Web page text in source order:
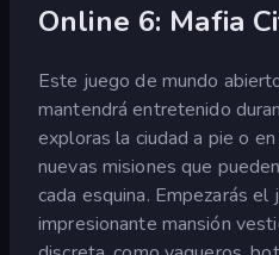
Online 6: Mafia
Este juego de mundo
mantendrá entretenido
exploras la ciudad a pie o
nuevas misiones que
cada esquina. Empezarás
impresionante mansión